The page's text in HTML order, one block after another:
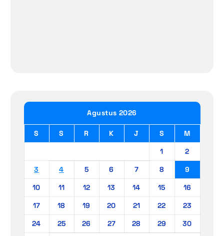
Agustus 2026
S S R K J S
M
1
2
3
4 5 6 7 8
9
10
11 12 13 14 15
16
17
18 19 20 21 22
23
24
25 26 27 28 29
30